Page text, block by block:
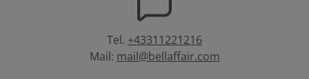
Tel. +43311221216
Mail: mail@bellaffair.com